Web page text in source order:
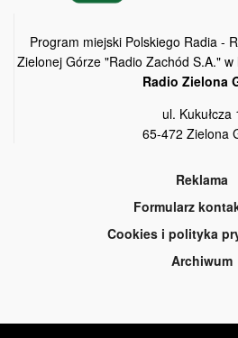
Program miejski Polskiego Radia -
Zielonej Górze "Radio Zachód S.A."
Radio Zielona
ul. Kukułcza
65-472 Zielona
Reklama
Formularz
Cookies i polityka
Archiwum